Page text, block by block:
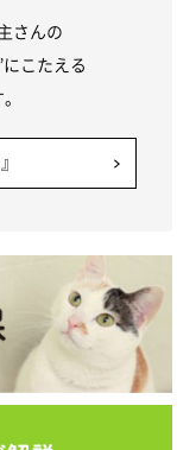
さんの
こたえる